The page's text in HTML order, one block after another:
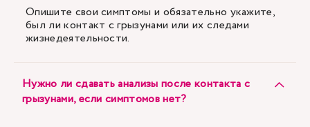
Опишите свои симптомы и обязательно укажите,
был ли контакт с грызунами или их следами
жизнедеятельности.
Нужно ли сдавать анализы после контакта с
грызунами, если симптомов нет?